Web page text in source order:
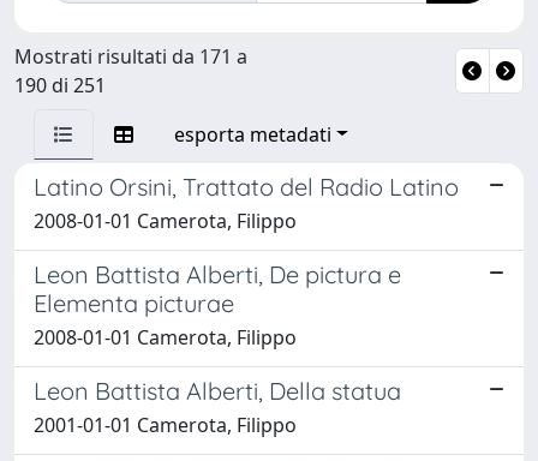
Mostrati risultati da 171 a
190 di 251
esporta metadati
Latino Orsini, Trattato del Radio Latino
2008-01-01 Camerota, Filippo
Leon Battista Alberti, De pictura e
Elementa picturae
2008-01-01 Camerota, Filippo
Leon Battista Alberti, Della statua
2001-01-01 Camerota, Filippo